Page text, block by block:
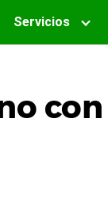
Servicios